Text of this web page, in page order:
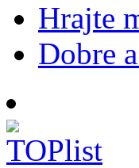
Hrajte
Dobre